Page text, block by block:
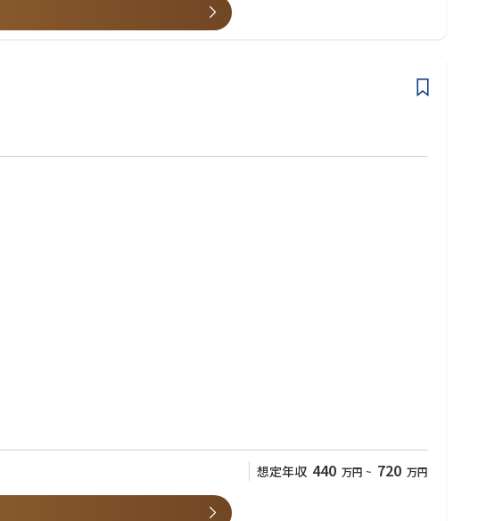
ドを持つメンバーと協働できる環境です。
本質に挑戦できるポジションです。
す。世界最大級のブランド力を誇る製品の供給基盤を支える重要な役割です。
バルな環境で裁量を持って挑めます。
ステムの導入経験
想定年収 440 万円 ~ 720 万円